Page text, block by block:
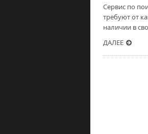
Сервис по
требуют от
наличии в
ДАЛЕЕ